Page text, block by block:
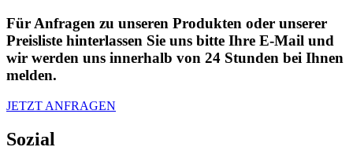
Für Anfragen zu unseren Produkten oder unserer
Preisliste hinterlassen Sie uns bitte Ihre E-Mail und
wir werden uns innerhalb von 24 Stunden bei Ihnen
melden.
JETZT ANFRAGEN
Sozial